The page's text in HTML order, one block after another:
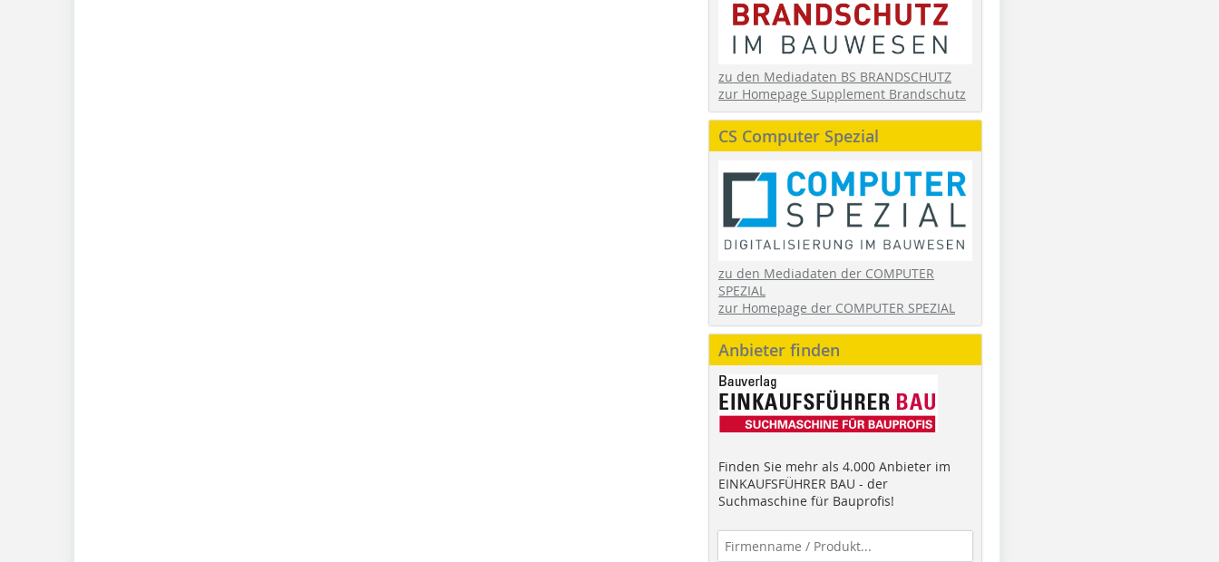
zu den Mediadaten BS BRANDSCHUTZ
zur Homepage Supplement Brandschutz
CS Computer Spezial
zu den Mediadaten der COMPUTER
SPEZIAL
zur Homepage der COMPUTER SPEZIAL
Anbieter finden
Finden Sie mehr als 4.000 Anbieter im
EINKAUFSFÜHRER BAU - der
Suchmaschine für Bauprofis!